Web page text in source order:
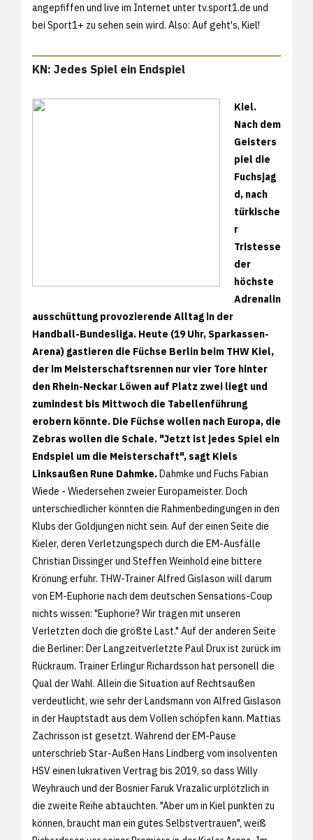
angepfiffen und live im Internet unter tv.sport1.de und
bei Sport1+ zu sehen sein wird. Also: Auf geht's, Kiel!
KN: Jedes Spiel ein Endspiel
Kiel.
Nach dem
Geisters
piel die
Fuchsjag
d, nach
türkische
r
Tristesse
der
höchste
Adrenalin
ausschüttung provozierende Alltag in der
Handball-Bundesliga. Heute (19 Uhr, Sparkassen-
Arena) gastieren die Füchse Berlin beim THW Kiel,
der im Meisterschaftsrennen nur vier Tore hinter
den Rhein-Neckar Löwen auf Platz zwei liegt und
zumindest bis Mittwoch die Tabellenführung
erobern könnte. Die Füchse wollen nach Europa, die
Zebras wollen die Schale. "Jetzt ist jedes Spiel ein
Endspiel um die Meisterschaft", sagt Kiels
Linksaußen Rune Dahmke.Dahmke und Fuchs Fabian
Wiede - Wiedersehen zweier Europameister. Doch
unterschiedlicher könnten die Rahmenbedingungen in den
Klubs der Goldjungen nicht sein. Auf der einen Seite die
Kieler, deren Verletzungspech durch die EM-Ausfälle
Christian Dissinger und Steffen Weinhold eine bittere
Krönung erfuhr. THW-Trainer Alfred Gislason will darum
von EM-Euphorie nach dem deutschen Sensations-Coup
nichts wissen: "Euphorie? Wir tragen mit unseren
Verletzten doch die größte Last." Auf der anderen Seite
die Berliner: Der Langzeitverletzte Paul Drux ist zurück im
Rückraum. Trainer Erlingur Richardsson hat personell die
Qual der Wahl. Allein die Situation auf Rechtsaußen
verdeutlicht, wie sehr der Landsmann von Alfred Gislason
in der Hauptstadt aus dem Vollen schöpfen kann. Mattias
Zachrisson ist gesetzt. Während der EM-Pause
unterschrieb Star-Außen Hans Lindberg vom insolventen
HSV einen lukrativen Vertrag bis 2019, so dass Willy
Weyhrauch und der Bosnier Faruk Vrazalic urplötzlich in
die zweite Reihe abtauchten. "Aber um in Kiel punkten zu
können, braucht man ein gutes Selbstvertrauen", weiß